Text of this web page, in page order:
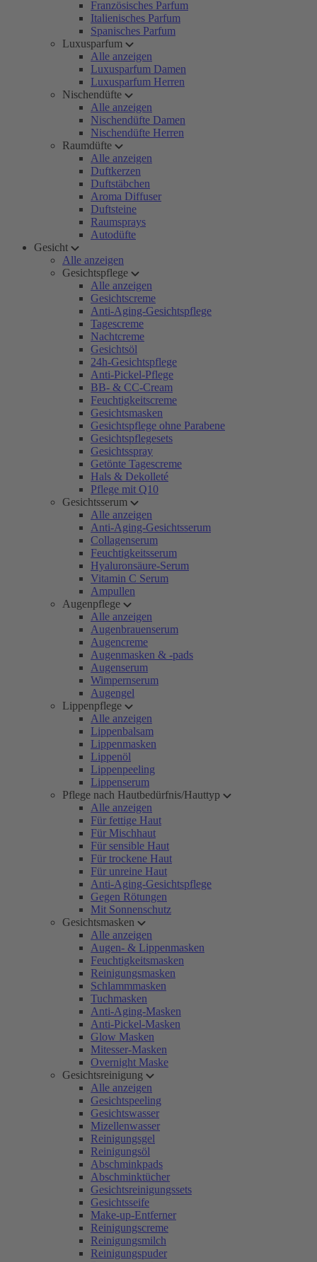
Französisches Parfum
Italienisches Parfum
Spanisches Parfum
Luxusparfum
Alle anzeigen
Luxusparfum Damen
Luxusparfum Herren
Nischendüfte
Alle anzeigen
Nischendüfte Damen
Nischendüfte Herren
Raumdüfte
Alle anzeigen
Duftkerzen
Duftstäbchen
Aroma Diffuser
Duftsteine
Raumsprays
Autodüfte
Gesicht
Alle anzeigen
Gesichtspflege
Alle anzeigen
Gesichtscreme
Anti-Aging-Gesichtspflege
Tagescreme
Nachtcreme
Gesichtsöl
24h-Gesichtspflege
Anti-Pickel-Pflege
BB- & CC-Cream
Feuchtigkeitscreme
Gesichtsmasken
Gesichtspflege ohne Parabene
Gesichtspflegesets
Gesichtsspray
Getönte Tagescreme
Hals & Dekolleté
Pflege mit Q10
Gesichtsserum
Alle anzeigen
Anti-Aging-Gesichtsserum
Collagenserum
Feuchtigkeitsserum
Hyaluronsäure-Serum
Vitamin C Serum
Ampullen
Augenpflege
Alle anzeigen
Augenbrauenserum
Augencreme
Augenmasken & -pads
Augenserum
Wimpernserum
Augengel
Lippenpflege
Alle anzeigen
Lippenbalsam
Lippenmasken
Lippenöl
Lippenpeeling
Lippenserum
Pflege nach Hautbedürfnis/Hauttyp
Alle anzeigen
Für fettige Haut
Für Mischhaut
Für sensible Haut
Für trockene Haut
Für unreine Haut
Anti-Aging-Gesichtspflege
Gegen Rötungen
Mit Sonnenschutz
Gesichtsmasken
Alle anzeigen
Augen- & Lippenmasken
Feuchtigkeitsmasken
Reinigungsmasken
Schlammmasken
Tuchmasken
Anti-Aging-Masken
Anti-Pickel-Masken
Glow Masken
Mitesser-Masken
Overnight Maske
Gesichtsreinigung
Alle anzeigen
Gesichtspeeling
Gesichtswasser
Mizellenwasser
Reinigungsgel
Reinigungsöl
Abschminkpads
Abschminktücher
Gesichtsreinigungssets
Gesichtsseife
Make-up-Entferner
Reinigungscreme
Reinigungsmilch
Reinigungspuder